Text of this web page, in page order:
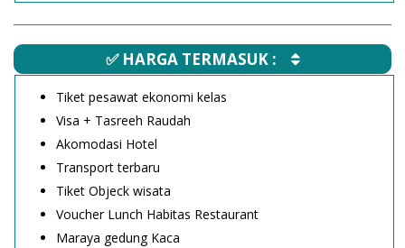
✅ HARGA TERMASUK :
Tiket pesawat ekonomi kelas
Visa + Tasreeh Raudah
Akomodasi Hotel
Transport terbaru
Tiket Objeck wisata
Voucher Lunch Habitas Restaurant
Maraya gedung Kaca